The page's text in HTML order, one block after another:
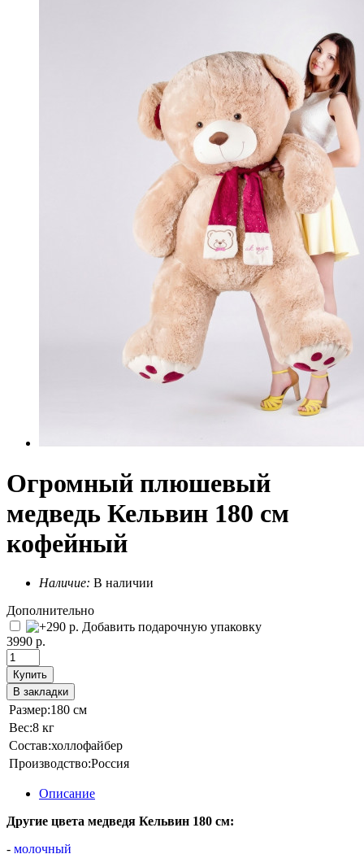
Огромный плюшевый
медведь Кельвин 180 см
кофейный
Наличие: В наличии
Дополнительно
Добавить подарочную упаковку
3990 р.
Купить
В закладки
Размер:180 см
Вес:8 кг
Состав:холлофайбер
Производство:Россия
Описание
Другие цвета медведя Кельвин 180 см:
- молочный